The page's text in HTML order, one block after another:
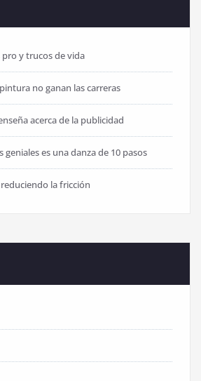
pro y trucos de vida
no ganan las carreras
acerca de la publicidad
geniales es una danza de 10 pasos
la fricción